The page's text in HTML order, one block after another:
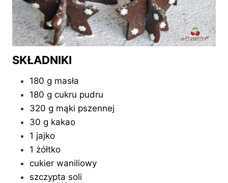
SKŁADNIKI
180 g masła
180 g cukru pudru
320 g mąki pszennej
30 g kakao
1 jajko
1 żółtko
cukier waniliowy
szczypta soli